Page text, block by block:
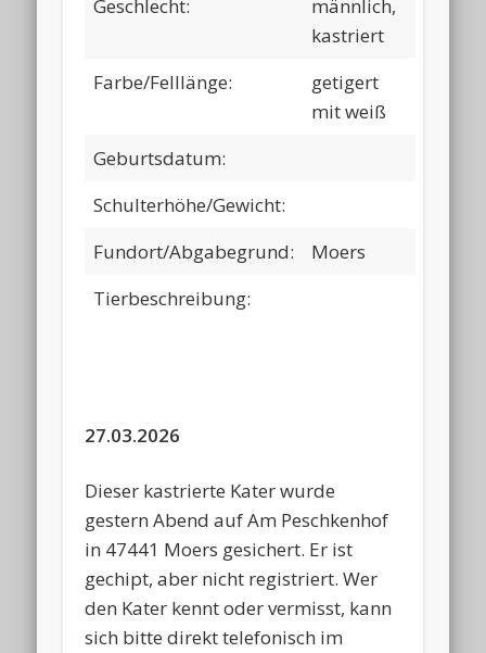
Geschlecht:
männlich,
kastriert
Farbe/Felllänge:
getigert
mit weiß
Geburtsdatum:
Schulterhöhe/Gewicht:
Fundort/Abgabegrund:
Moers
Tierbeschreibung:
27.03.2026
Dieser kastrierte Kater wurde
gestern Abend auf Am Peschkenhof
in 47441 Moers gesichert. Er ist
gechipt, aber nicht registriert. Wer
den Kater kennt oder vermisst, kann
sich bitte direkt telefonisch im